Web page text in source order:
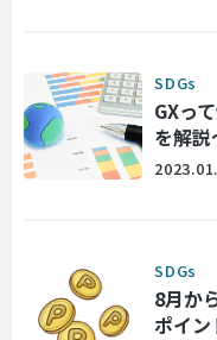
SDGs
GXっ
を解説
SDGs
8月か
ポイン